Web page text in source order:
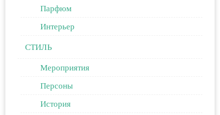
Парфюм
Интерьер
СТИЛЬ
Мероприятия
Персоны
История